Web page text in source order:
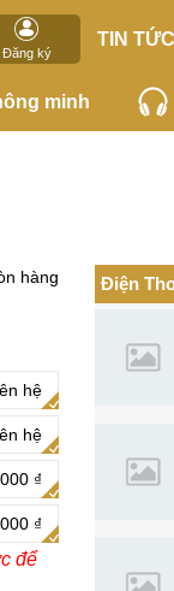
Đăng ký
TIN TỨC
minh
hàng
hệ
hệ
₫
₫
để
Điện